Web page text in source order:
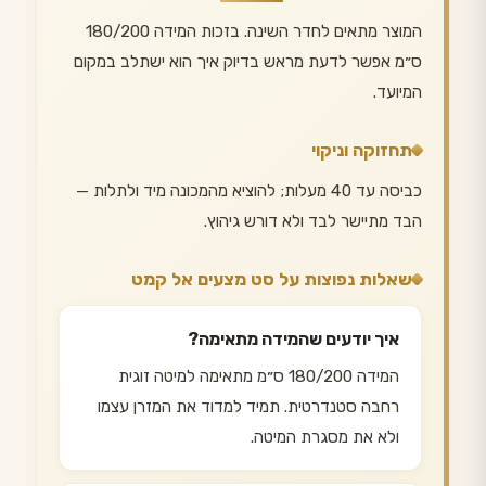
המוצר מתאים לחדר השינה. בזכות המידה 180/200
ס״מ אפשר לדעת מראש בדיוק איך הוא ישתלב במקום
המיועד.
תחזוקה וניקוי
כביסה עד 40 מעלות; להוציא מהמכונה מיד ולתלות —
הבד מתיישר לבד ולא דורש גיהוץ.
שאלות נפוצות על סט מצעים אל קמט
איך יודעים שהמידה מתאימה?
המידה 180/200 ס״מ מתאימה למיטה זוגית
רחבה סטנדרטית. תמיד למדוד את המזרן עצמו
ולא את מסגרת המיטה.